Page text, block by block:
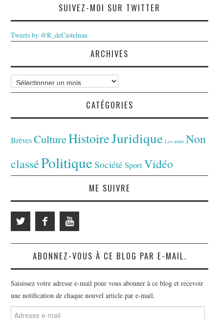
SUIVEZ-MOI SUR TWITTER
Tweets by @R_deCastelnau
ARCHIVES
Archives
CATÉGORIES
Brèves CultureHistoireJuridique Les amis Non
classéPolitiqueSociété SportVidéo
ME SUIVRE
ABONNEZ-VOUS À CE BLOG PAR E-MAIL.
Saisissez votre adresse e-mail pour vous abonner à ce blog et recevoir
une notification de chaque nouvel article par e-mail.
Adresse